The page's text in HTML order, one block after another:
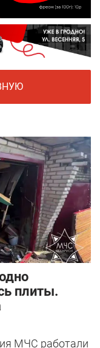
плиты.
МЧС работали